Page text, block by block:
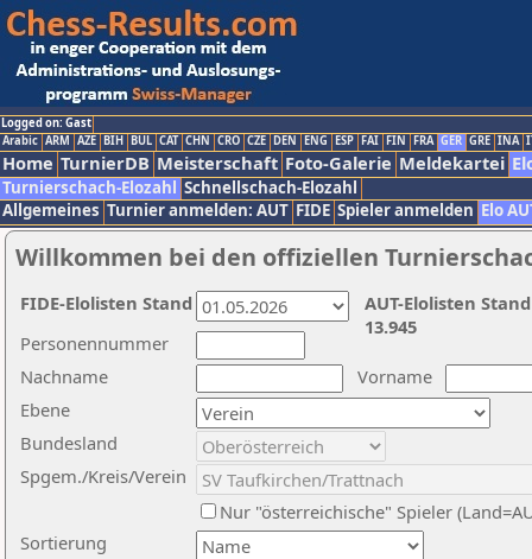
Logged on: Gast
Arabic ARM AZE BIH BUL CAT CHN CRO CZE DEN ENG ESP FAI FIN FRA GER GRE INA
Home TurnierDB Meisterschaft Foto-Galerie Meldekartei
Turnierschach-Elozahl Schnellschach-Elozahl
Allgemeines Turnier anmelden: AUT FIDE Spieler anmelden Elo
Willkommen bei den offiziellen
Nachname
Vorname
Ebene
Sortierung
Personennummer
Bundesland
Spgem./Kreis/Verein
Nur "österreichische" Spieler
AUT-Elolisten
13.945
FIDE-Elolisten Stand